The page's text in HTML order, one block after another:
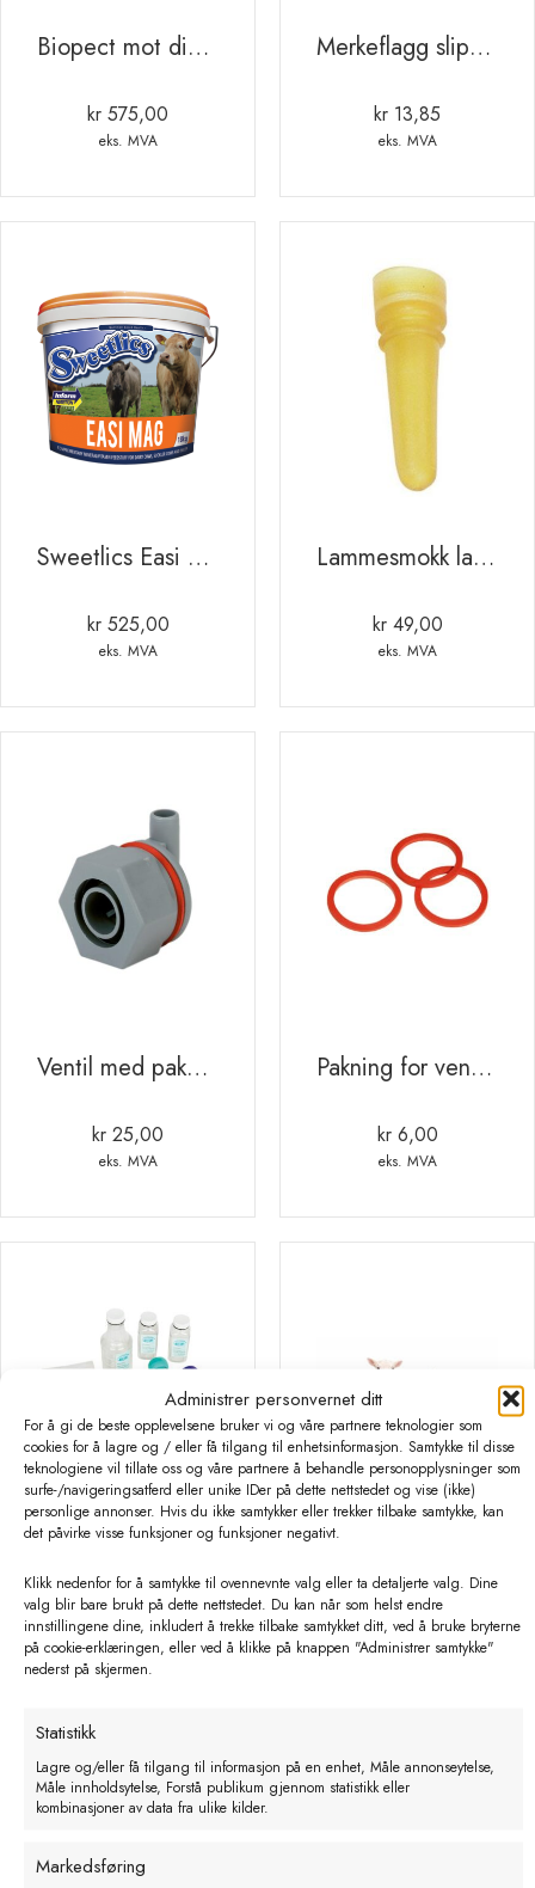
Administrer personvernet ditt
For å gi de beste opplevelsene bruker vi og våre partnere teknologier som
cookies for å lagre og / eller få tilgang til enhetsinformasjon. Samtykke til disse
teknologiene vil tillate oss og våre partnere å behandle personopplysninger som
surfe-/navigeringsatferd eller unike IDer på dette nettstedet og vise (ikke)
personlige annonser. Hvis du ikke samtykker eller trekker tilbake samtykke, kan
det påvirke visse funksjoner og funksjoner negativt.
Klikk nedenfor for å samtykke til ovennevnte valg eller ta detaljerte valg. Dine
valg blir bare brukt på dette nettstedet. Du kan når som helst endre
innstillingene dine, inkludert å trekke tilbake samtykket ditt, ved å bruke bryterne
på cookie-erklæringen, eller ved å klikke på knappen "Administrer samtykke"
nederst på skjermen.
Statistikk
Lagre og/eller få tilgang til informasjon på en enhet, Måle annonseytelse,
Måle innholdsytelse, Forstå publikum gjennom statistikk eller
kombinasjoner av data fra ulike kilder.
Markedsføring
Biopect mot diare hos kalv. lam og gris. 2.5kg
kr 575,00
eks. MVA
Merkeflagg slips Rød 25mm
kr 13,85
eks. MVA
Sweetlics Easi Mag 18 kg orange SAU/STORFE
kr525,00
eks. MVA
Lammesmokk lateks. Gulbrun for lammebar- 6pk
kr49,00
eks. MVA
Ventil med pakning for bøtte
kr 25,00
eks. MVA
Pakning for ventil. rød 3mm
kr6,00
eks. MVA
Udderly MELKEPUMPE SAU
kr1495,00
eks. MVA
Lammeseng 80 x 60 x 25cm
kr196,00